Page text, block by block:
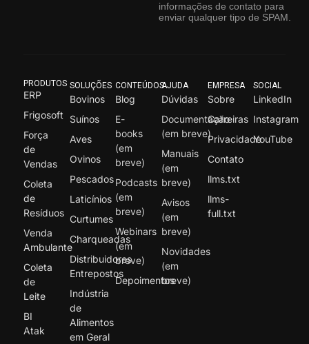
informações de contato para
enviar qualquer tipo de SPAM.
PRODUTOS
ERP
Frigosoft
Força
de
Vendas
Coleta
de
Resíduos
Venda
Ambulante
Coleta
de
Leite
BI
Atak
SOLUÇÕES
Bovinos
Suínos
Aves
Ovinos
Pescados
Laticínios
Curtumes
Charqueadas
Distribuidores
Entrepostos
Indústria
de
Alimentos
em Geral
CONTEÚDOS
Blog
E-
books
(em
breve)
Podcasts
(em
breve)
Webinars
(em
breve)
Depoimentos
AJUDA
Dúvidas
Documentação
(em breve)
Manuais
(em
breve)
Avisos
(em
breve)
Novidades
(em
breve)
EMPRESA
Sobre
Carreiras
Privacidade
Contato
llms.txt
llms-
full.txt
SOCIAL
LinkedIn
Instagram
YouTube